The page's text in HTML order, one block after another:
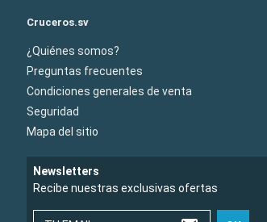
Cruceros.sv
¿Quiénes somos?
Preguntas frecuentes
Condiciones generales de venta
Seguridad
Mapa del sitio
Newsletters
Recibe nuestras exclusivas ofertas